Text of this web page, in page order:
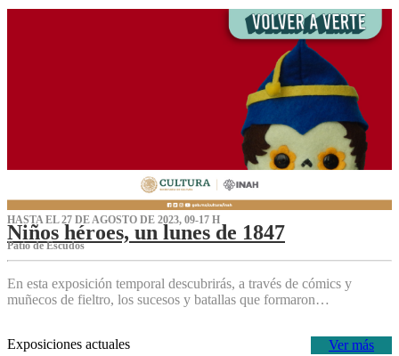
HASTA EL 27 DE AGOSTO DE 2023, 09-17 H
Niños héroes, un lunes de 1847
Patio de Escudos
En esta exposición temporal descubrirás, a través de cómics y
muñecos de fieltro, los sucesos y batallas que formaron…
Ver más
Exposiciones actuales